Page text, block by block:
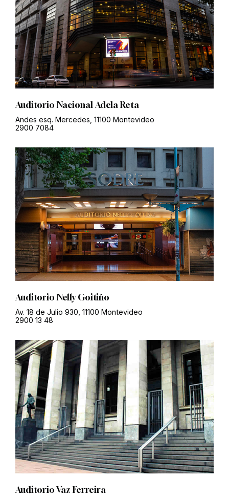
Auditorio Nacional Adela Reta
Andes esq. Mercedes, 11100 Montevideo
2900 7084
Auditorio Nelly Goitiño
Av. 18 de Julio 930, 11100 Montevideo
2900 13 48
Auditorio Vaz Ferreira